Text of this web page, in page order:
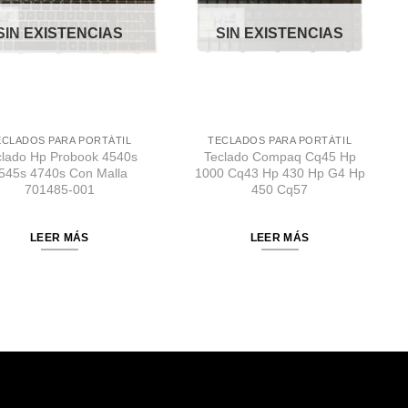
EXISTENCIAS
PARA PORTÁTIL
Hp Probook 4540s
4740s Con Malla
701485-001
LEER MÁS
SIN EXISTENCIAS
TECLADOS PARA PORTÁTIL
Teclado Compaq Cq45 Hp
1000 Cq43 Hp 430 Hp G4 Hp
450 Cq57
LEER MÁS